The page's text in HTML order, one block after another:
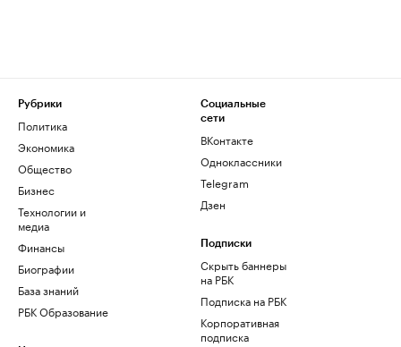
Рубрики
Политика
Экономика
Общество
Бизнес
Технологии и
медиа
Финансы
Биографии
База знаний
РБК Образование
Социальные
сети
ВКонтакте
Одноклассники
Telegram
Дзен
Подписки
Скрыть баннеры
на РБК
Подписка на РБК
Корпоративная
подписка